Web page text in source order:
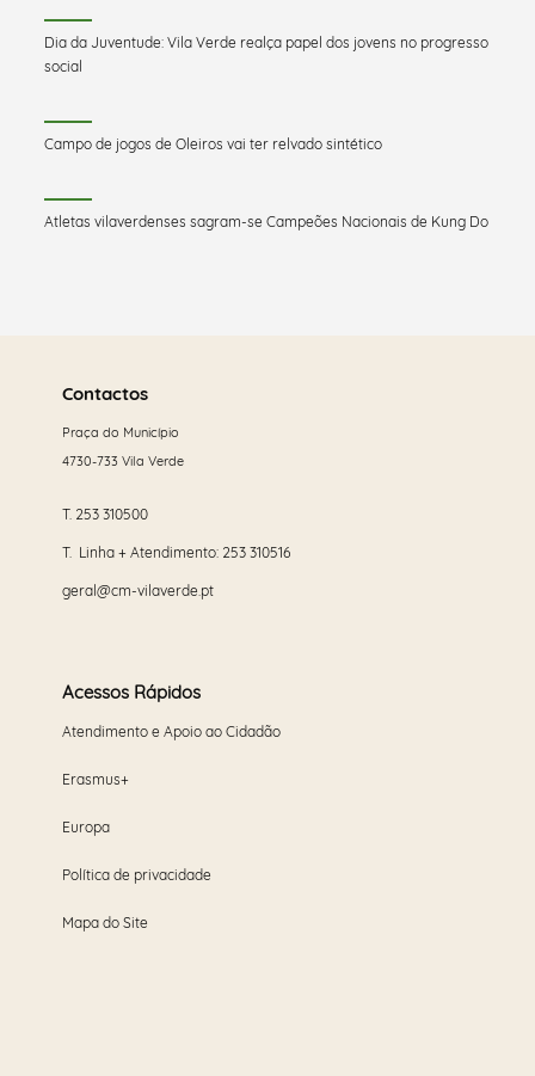
Dia da Juventude: Vila Verde realça papel dos jovens no progresso
social
Campo de jogos de Oleiros vai ter relvado sintético
Atletas vilaverdenses sagram-se Campeões Nacionais de Kung Do
maisContactos
Praça do Município
4730-733 Vila Verde
T. 253 310500
T. Linha + Atendimento: 253 310516
geral@cm-vilaverde.pt
Acessos Rápidos
Atendimento e Apoio ao Cidadão
Erasmus+
Europa
Política de privacidade
Mapa do Site